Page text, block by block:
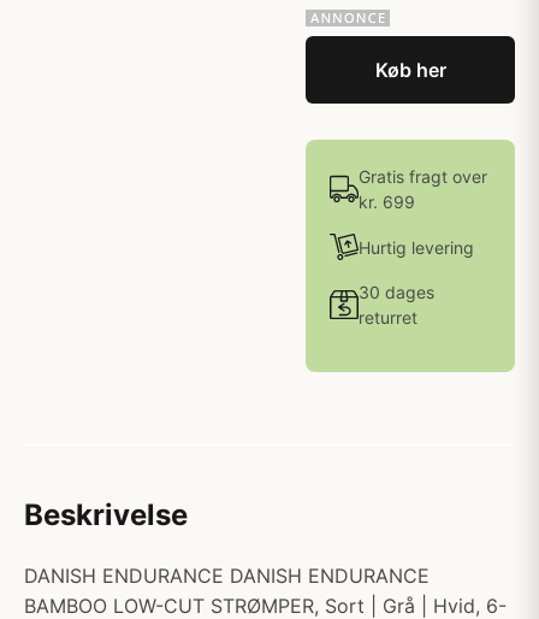
Køb her
Gratis fragt over
kr. 699
Hurtig levering
30 dages
returret
Beskrivelse
DANISH ENDURANCE DANISH ENDURANCE
BAMBOO LOW-CUT STRØMPER, Sort | Grå | Hvid, 6-